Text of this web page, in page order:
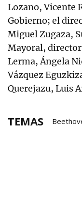
Lozano, Vicente
Gobierno; el
Miguel Zugaza,
Mayoral,
Lerma, Ángela
Vázquez
Querejazu, Luis
TEMAS